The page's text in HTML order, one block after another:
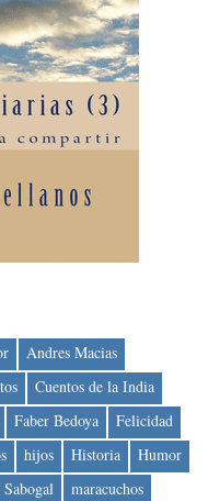
Andres Macias
Cuentos de la India
Faber Bedoya
Felicidad
hijos Historia
Humor
maracuchos